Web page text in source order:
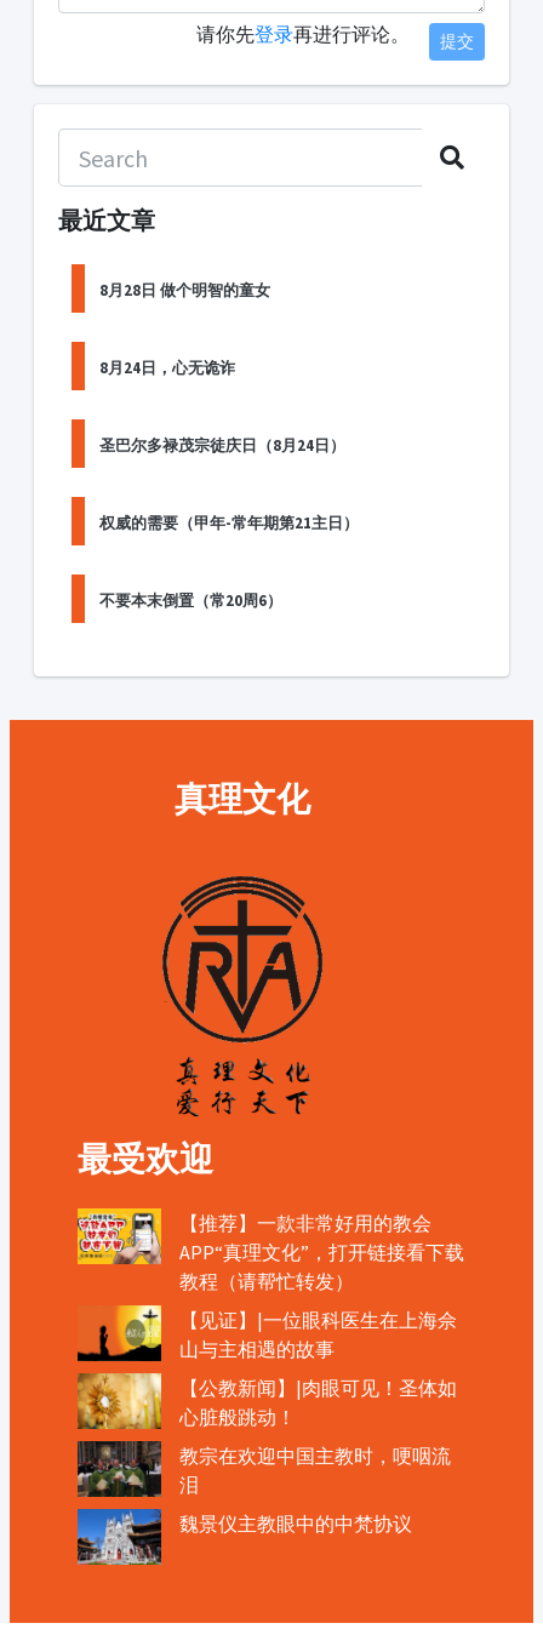
请你先登录再进行评论。 提交
最近文章
8月28日 做个明智的童女
8月24日，心无诡诈
圣巴尔多禄茂宗徒庆日（8月24日）
权威的需要（甲年-常年期第21主日）
不要本末倒置（常20周6）
真理文化
最受欢迎
【推荐】一款非常好用的教会
APP“真理文化”，打开链接看下载
教程（请帮忙转发）
【见证】|一位眼科医生在上海佘
山与主相遇的故事
【公教新闻】|肉眼可见！圣体如
心脏般跳动！
教宗在欢迎中国主教时，哽咽流
泪
魏景仪主教眼中的中梵协议